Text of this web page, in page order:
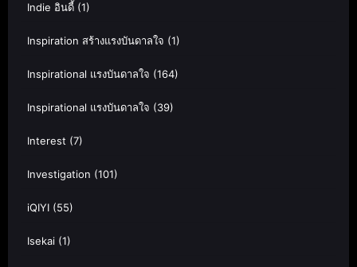
Indie อินดี้ (1)
Inspiration สร้างแรงบันดาลใจ (1)
Inspirational แรงบันดาลใจ (164)
Inspirational แรงบันดาลใจ (39)
Interest (7)
Investigation (101)
iQIYI (55)
Isekai (1)